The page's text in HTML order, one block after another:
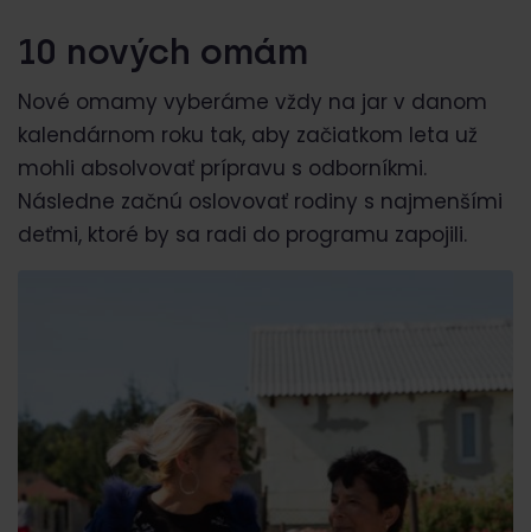
10 nových omám
Nové omamy vyberáme vždy na jar v danom
kalendárnom roku tak, aby začiatkom leta už
mohli absolvovať prípravu s odborníkmi.
Následne začnú oslovovať rodiny s najmenšími
deťmi, ktoré by sa radi do programu zapojili.